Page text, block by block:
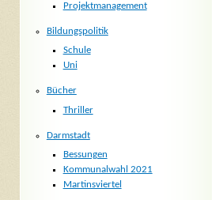
Projektmanagement
Bildungspolitik
Schule
Uni
Bücher
Thriller
Darmstadt
Bessungen
Kommunalwahl 2021
Martinsviertel